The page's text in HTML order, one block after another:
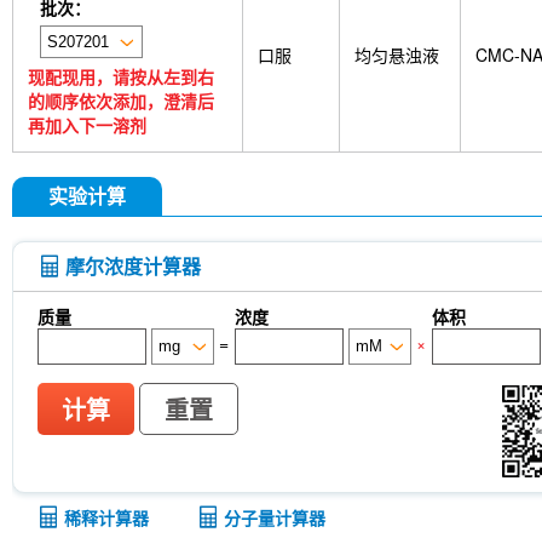
批次：
现配现用，请按从左到右
的顺序依次添加，澄清后
再加入下一溶剂
口服 均匀悬浊液 CMC-NA
实验计算
摩尔浓度计算器
质量 浓度
体积
=
×
计算 重置
稀释计算器 分子量计算器